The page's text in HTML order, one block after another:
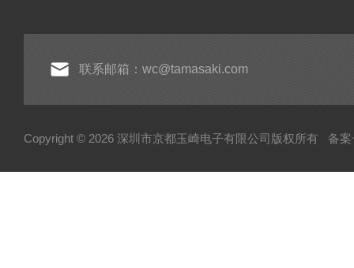
联系邮箱：wc@tamasaki.com
Copyright © 2026 深圳市京都玉崎电子有限公司版权所有 备案